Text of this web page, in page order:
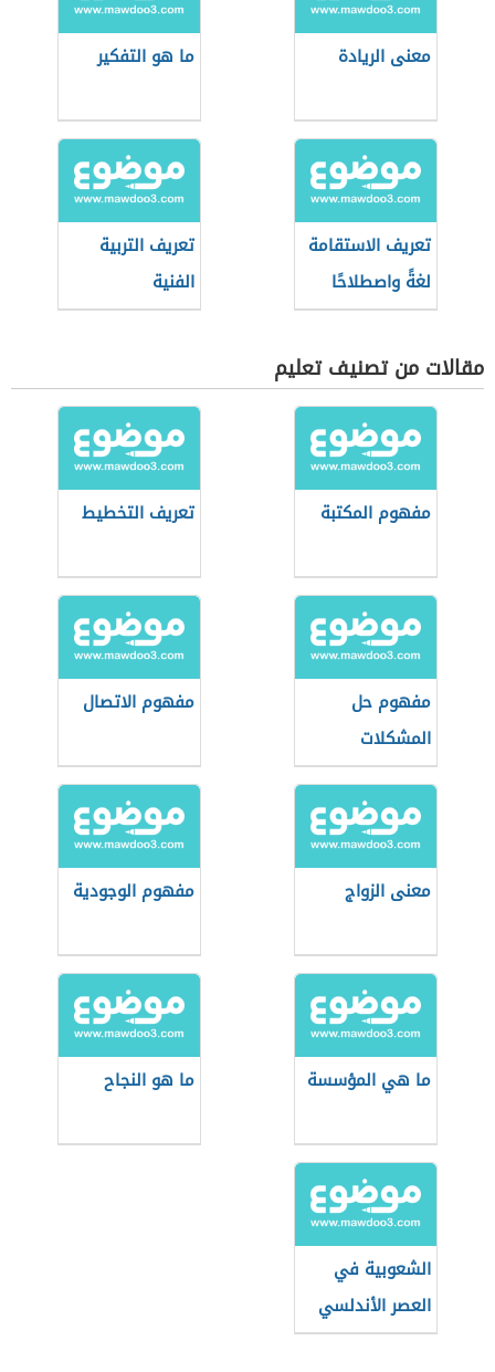
معنى الريادة ما هو التفكير
تعريف الاستقامة
لغةً واصطلاحًا
تعريف التربية
الفنية
مقالات من تصنيف تعليم
مفهوم المكتبة تعريف التخطيط
مفهوم حل
المشكلات
مفهوم الاتصال
معنى الزواج مفهوم الوجودية
ما هي المؤسسة ما هو النجاح
الشعوبية في
العصر الأندلسي